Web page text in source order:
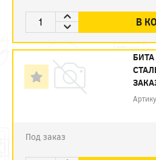
В
БИТА
Под заказ